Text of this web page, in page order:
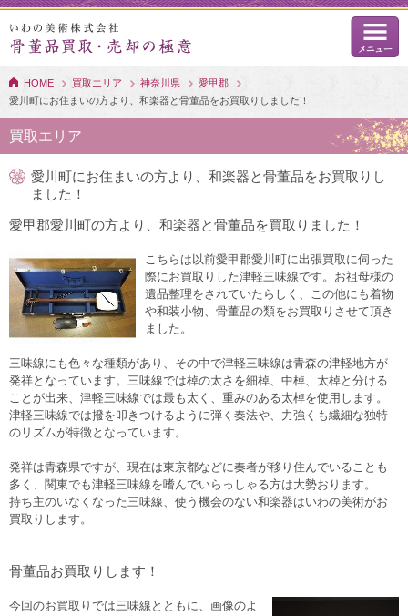
HOME 買取エリア 神奈川県
愛甲郡
愛川町にお住まいの方より、和楽器と骨董品をお買取りしました！
買取エリア
愛川町にお住まいの方より、和楽器と骨董品をお買取りし
ました！
愛甲郡愛川町の方より、和楽器と骨董品を買取りました！
こちらは以前愛甲郡愛川町に出張買取に伺った
際にお買取りした津軽三味線です。お祖母様の
遺品整理をされていたらしく、この他にも着物
や和装小物、骨董品の類をお買取りさせて頂き
ました。
三味線にも色々な種類があり、その中で津軽三味線は青森の津軽地方が
発祥となっています。三味線では棹の太さを細棹、中棹、太棹と分ける
ことが出来、津軽三味線では最も太く、重みのある太棹を使用します。
津軽三味線では撥を叩きつけるように弾く奏法や、力強くも繊細な独特
のリズムが特徴となっています。
発祥は青森県ですが、現在は東京都などに奏者が移り住んでいることも
多く、関東でも津軽三味線を嗜んでいらっしゃる方は大勢おります。
持ち主のいなくなった三味線、使う機会のない和楽器はいわの美術がお
買取りします。
骨董品お買取りします！
今回のお買取りでは三味線とともに、画像のよ